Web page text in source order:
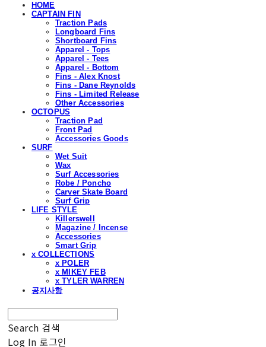
HOME
CAPTAIN FIN
Traction Pads
Longboard Fins
Shortboard Fins
Apparel - Tops
Apparel - Tees
Apparel - Bottom
Fins - Alex Knost
Fins - Dane Reynolds
Fins - Limited Release
Other Accessories
OCTOPUS
Traction Pad
Front Pad
Accessories Goods
SURF
Wet Suit
Wax
Surf Accessories
Robe / Poncho
Carver Skate Board
Surf Grip
LIFE STYLE
Killerswell
Magazine / Incense
Accessories
Smart Grip
x COLLECTIONS
x POLER
x MIKEY FEB
x TYLER WARREN
공지사항
Search 검색
Log In 로그인